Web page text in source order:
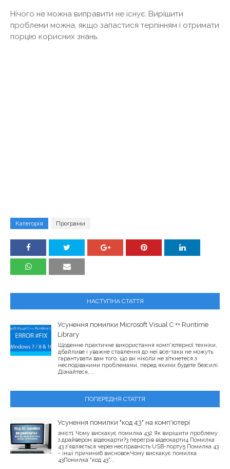
Нічого не можна виправити не існує. Вирішити
проблеми можна, якщо запастися терпінням і отримати
порцію корисних знань.
Категорія Програми
НАСТУПНА СТАТТЯ
Усунення помилки Microsoft Visual C ++ Runtime
Library
Щоденне практичне використання комп'ютерної техніки,
дбайливе і уважне ставлення до неї все-таки не можуть
гарантувати вам того, що ви ніколи не зіткнетеся з
несподіваними проблемами, перед якими будете безсилі.
Дізнайтеся,...
ПОПЕРЕДНЯ СТАТТЯ
Усунення помилки "код 43" на комп'ютері
зміст1 Чому вискакує помилка 432 Як вирішити проблему
з драйвером відеокарти?3 перегрів відеокарти4 Помилка
43 з'являється через несправність USB-порту5 Помилка 43
- інші причини6 висновокЧому вискакує помилка
43Помилка "код 43"...